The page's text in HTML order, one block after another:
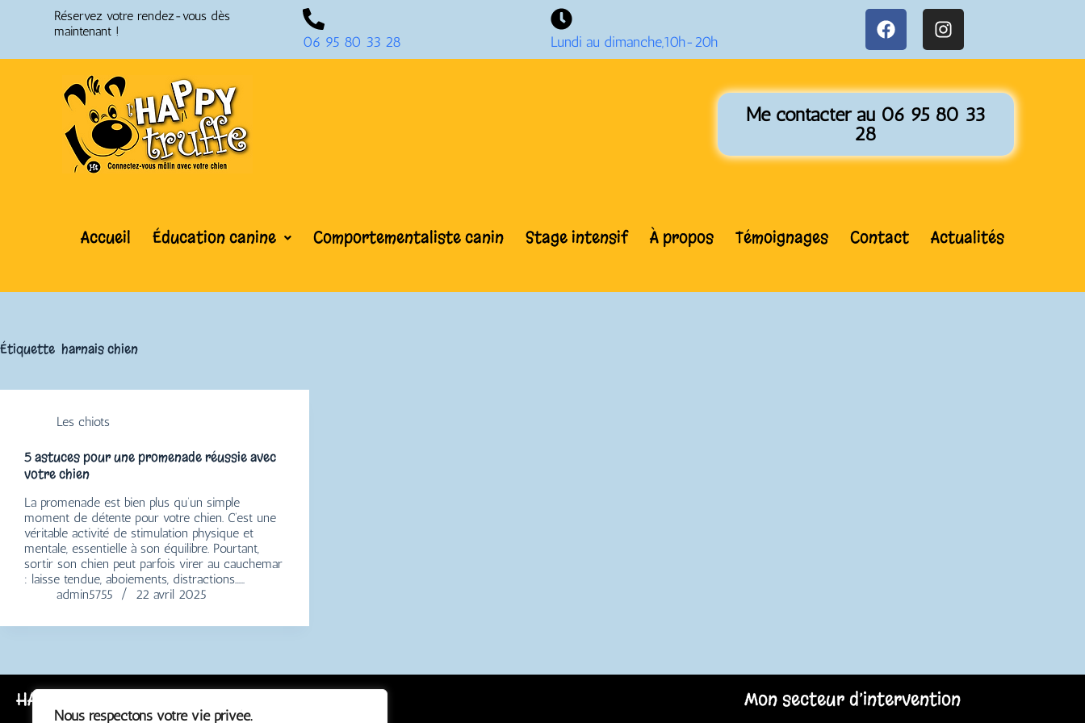
Nous respectons votre vie privée.
Réservez votre rendez-vous dès
maintenant !
06 95 80 33 28 Lundi au dimanche,10h-20h
Me contacter au 06 95 80 33
28
Accueil Éducation canine Comportementaliste canin Stage intensif À propos Témoignages Contact Actualités
Étiquette harnais chien
Les chiots
5 astuces pour une promenade réussie avec
votre chien
La promenade est bien plus qu’un simple
moment de détente pour votre chien. C’est une
véritable activité de stimulation physique et
mentale, essentielle à son équilibre. Pourtant,
sortir son chien peut parfois virer au cauchemar
: laisse tendue, aboiements, distractions……
admin5755
22 avril 2025
HAPPY TRUFFE Mon secteur d’intervention